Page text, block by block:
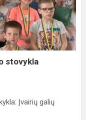
stovykla
Įvairių galių